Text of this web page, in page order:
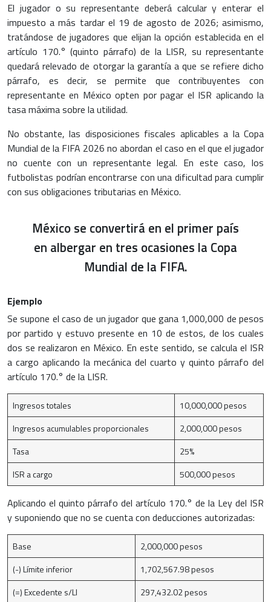
El jugador o su representante deberá calcular y enterar el
impuesto a más tardar el 19 de agosto de 2026; asimismo,
tratándose de jugadores que elijan la opción establecida en el
artículo 170.° (quinto párrafo) de la LISR, su representante
quedará relevado de otorgar la garantía a que se refiere dicho
párrafo, es decir, se permite que contribuyentes con
representante en México opten por pagar el ISR aplicando la
tasa máxima sobre la utilidad.
No obstante, las disposiciones fiscales aplicables a la Copa
Mundial de la FIFA 2026 no abordan el caso en el que el jugador
no cuente con un representante legal. En este caso, los
futbolistas podrían encontrarse con una dificultad para cumplir
con sus obligaciones tributarias en México.
México se convertirá en el primer país
en albergar en tres ocasiones la Copa
Mundial de la FIFA.
Ejemplo
Se supone el caso de un jugador que gana 1,000,000 de pesos
por partido y estuvo presente en 10 de estos, de los cuales
dos se realizaron en México. En este sentido, se calcula el ISR
a cargo aplicando la mecánica del cuarto y quinto párrafo del
artículo 170.° de la LISR.
Ingresos totales
10,000,000 pesos
Ingresos acumulables proporcionales
2,000,000 pesos
Tasa
25%
ISR a cargo
500,000 pesos
Aplicando el quinto párrafo del artículo 170.° de la Ley del ISR
y suponiendo que no se cuenta con deducciones autorizadas:
Base
2,000,000 pesos
(-) Límite inferior
1,702,567.98 pesos
(=) Excedente s/LI
297,432.02 pesos